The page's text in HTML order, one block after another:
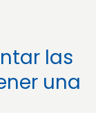
las
una